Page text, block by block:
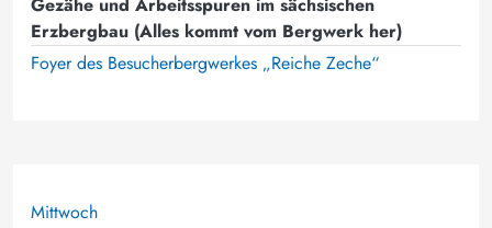
Erzbergbau (Alles kommt vom Bergwerk her)
Foyer des Besucherbergwerkes „Reiche Zeche“
Mittwoch